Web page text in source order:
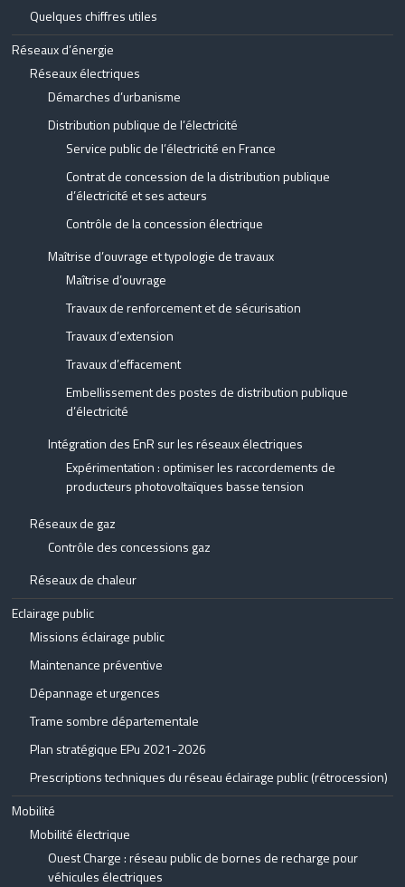
Quelques chiffres utiles
Réseaux d’énergie
Réseaux électriques
Démarches d’urbanisme
Distribution publique de l’électricité
Service public de l’électricité en France
Contrat de concession de la distribution publique
d’électricité et ses acteurs
Contrôle de la concession électrique
Maîtrise d’ouvrage et typologie de travaux
Maîtrise d’ouvrage
Travaux de renforcement et de sécurisation
Travaux d’extension
Travaux d’effacement
Embellissement des postes de distribution publique
d’électricité
Intégration des EnR sur les réseaux électriques
Expérimentation : optimiser les raccordements de
producteurs photovoltaïques basse tension
Réseaux de gaz
Contrôle des concessions gaz
Réseaux de chaleur
Eclairage public
Missions éclairage public
Maintenance préventive
Dépannage et urgences
Trame sombre départementale
Plan stratégique EPu 2021-2026
Prescriptions techniques du réseau éclairage public (rétrocession)
Mobilité
Mobilité électrique
Ouest Charge : réseau public de bornes de recharge pour
véhicules électriques